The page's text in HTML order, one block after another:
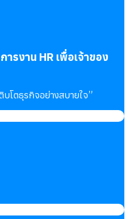
รงาน HR เพื่อเจ้าของ
โตธุรกิจอย่างสบายใจ”